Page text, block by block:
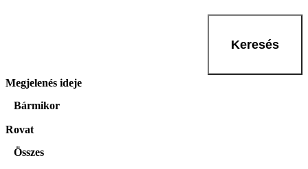
Keresés
Megjelenés ideje
Bármikor
Rovat
Összes